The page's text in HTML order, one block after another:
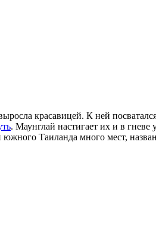
красавицей. К ней
. Маунглай настигает их и в гневе
Таиланда много мест,